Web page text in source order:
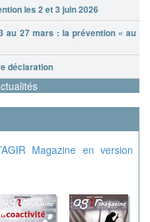
les 2 et 3 juin 2026
au 27 mars : la prévention « au
déclaration
Magazine en version